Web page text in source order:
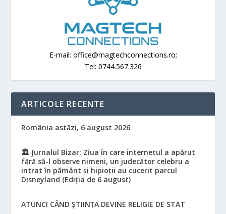
E-mail: office@magtechconnections.ro;
Tel: 0744.567.326
ARTICOLE RECENTE
România astăzi, 6 august 2026
🏛️ Jurnalul Bizar: Ziua în care internetul a apărut
fără să-l observe nimeni, un judecător celebru a
intrat în pământ și hipioții au cucerit parcul
Disneyland (Ediția de 6 august)
ATUNCI CÂND ȘTIINȚA DEVINE RELIGIE DE STAT